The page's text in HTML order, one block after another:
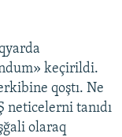
keçirildi.
qoştı. Ne
neticelerni tanıdı
olaraq